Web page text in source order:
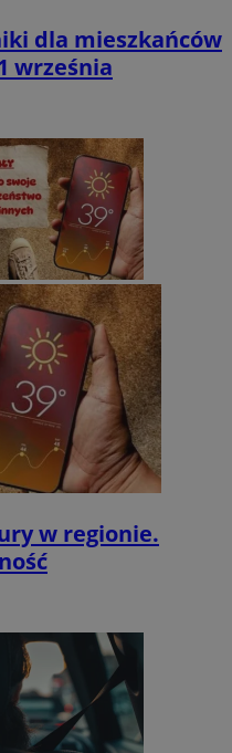
dla mieszkańców
września
w regionie.